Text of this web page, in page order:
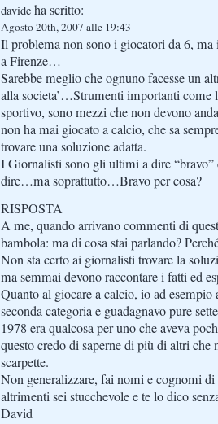
davide ha scritto:
Agosto 20th, 2007 alle 19:43
Il problema non sono i giocatori da 6,
a Firenze…
Sarebbe meglio che ognuno facesse un
alla societa’…Strumenti importanti come
sportivo, sono mezzi che non devono
non ha mai giocato a calcio, che sa
trovare una soluzione adatta.
I Giornalisti sono gli ultimi a dire
dire…ma soprattutto…Bravo per cosa?
RISPOSTA
A me, quando arrivano commenti di
bambola: ma di cosa stai parlando?
Non sta certo ai giornalisti trovare la
ma semmai devono raccontare i fatti ed
Quanto al giocare a calcio, io ad
seconda categoria e guadagnavo pure
1978 era qualcosa per uno che aveva
questo credo di saperne di più di altri che
scarpette.
Non generalizzare, fai nomi e cognomi
altrimenti sei stucchevole e te lo dico
David